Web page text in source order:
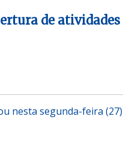
de atividades
nesta segunda-feira (27)